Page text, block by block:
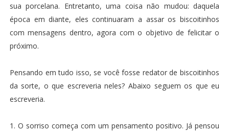
sua porcelana. Entretanto, uma coisa não mudou: daquela
época em diante, eles continuaram a assar os biscoitinhos
com mensagens dentro, agora com o objetivo de felicitar o
próximo.
Pensando em tudo isso, se você fosse redator de biscoitinhos
da sorte, o que escreveria neles? Abaixo seguem os que eu
escreveria.
1. O sorriso começa com um pensamento positivo. Já pensou